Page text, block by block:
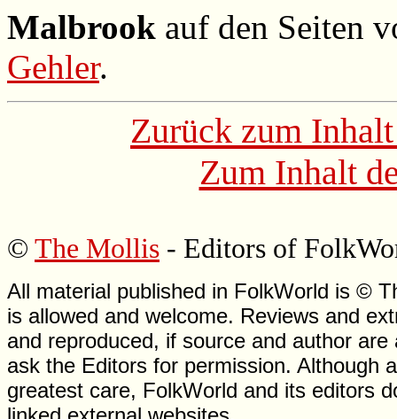
Malbrook auf den Seiten
Gehler.
Zurück zum
Zum Inhalt
© The Mollis - Editors of
All material published in FolkWorld is ©
is allowed and welcome. Reviews and
and reproduced, if source and author
ask the Editors for permission. Although
greatest care, FolkWorld and its editors